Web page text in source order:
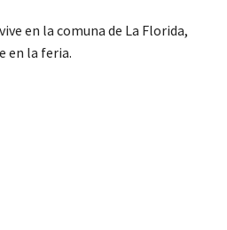
en la comuna de La Florida,
en la feria.